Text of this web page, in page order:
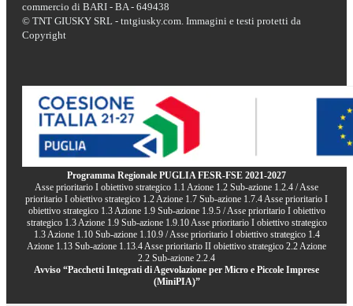
commercio di BARI - BA - 649438
© TNT GIUSKY SRL - tntgiusky.com. Immagini e testi protetti da
Copyright
Programma Regionale PUGLIA FESR-FSE 2021-2027
Asse prioritario I obiettivo strategico 1.1 Azione 1.2 Sub-azione 1.2.4 / Asse
prioritario I obiettivo strategico 1.2 Azione 1.7 Sub-azione 1.7.4 Asse prioritario I
obiettivo strategico 1.3 Azione 1.9 Sub-azione 1.9.5 / Asse prioritario I obiettivo
strategico 1.3 Azione 1.9 Sub-azione 1.9.10 Asse prioritario I obiettivo strategico
1.3 Azione 1.10 Sub-azione 1.10.9 / Asse prioritario I obiettivo strategico 1.4
Azione 1.13 Sub-azione 1.13.4 Asse prioritario II obiettivo strategico 2.2 Azione
2.2 Sub-azione 2.2.4
Avviso “Pacchetti Integrati di Agevolazione per Micro e Piccole Imprese
(MiniPIA)”